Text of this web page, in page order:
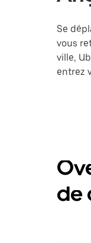
Se
vous
ville,
entrez
de